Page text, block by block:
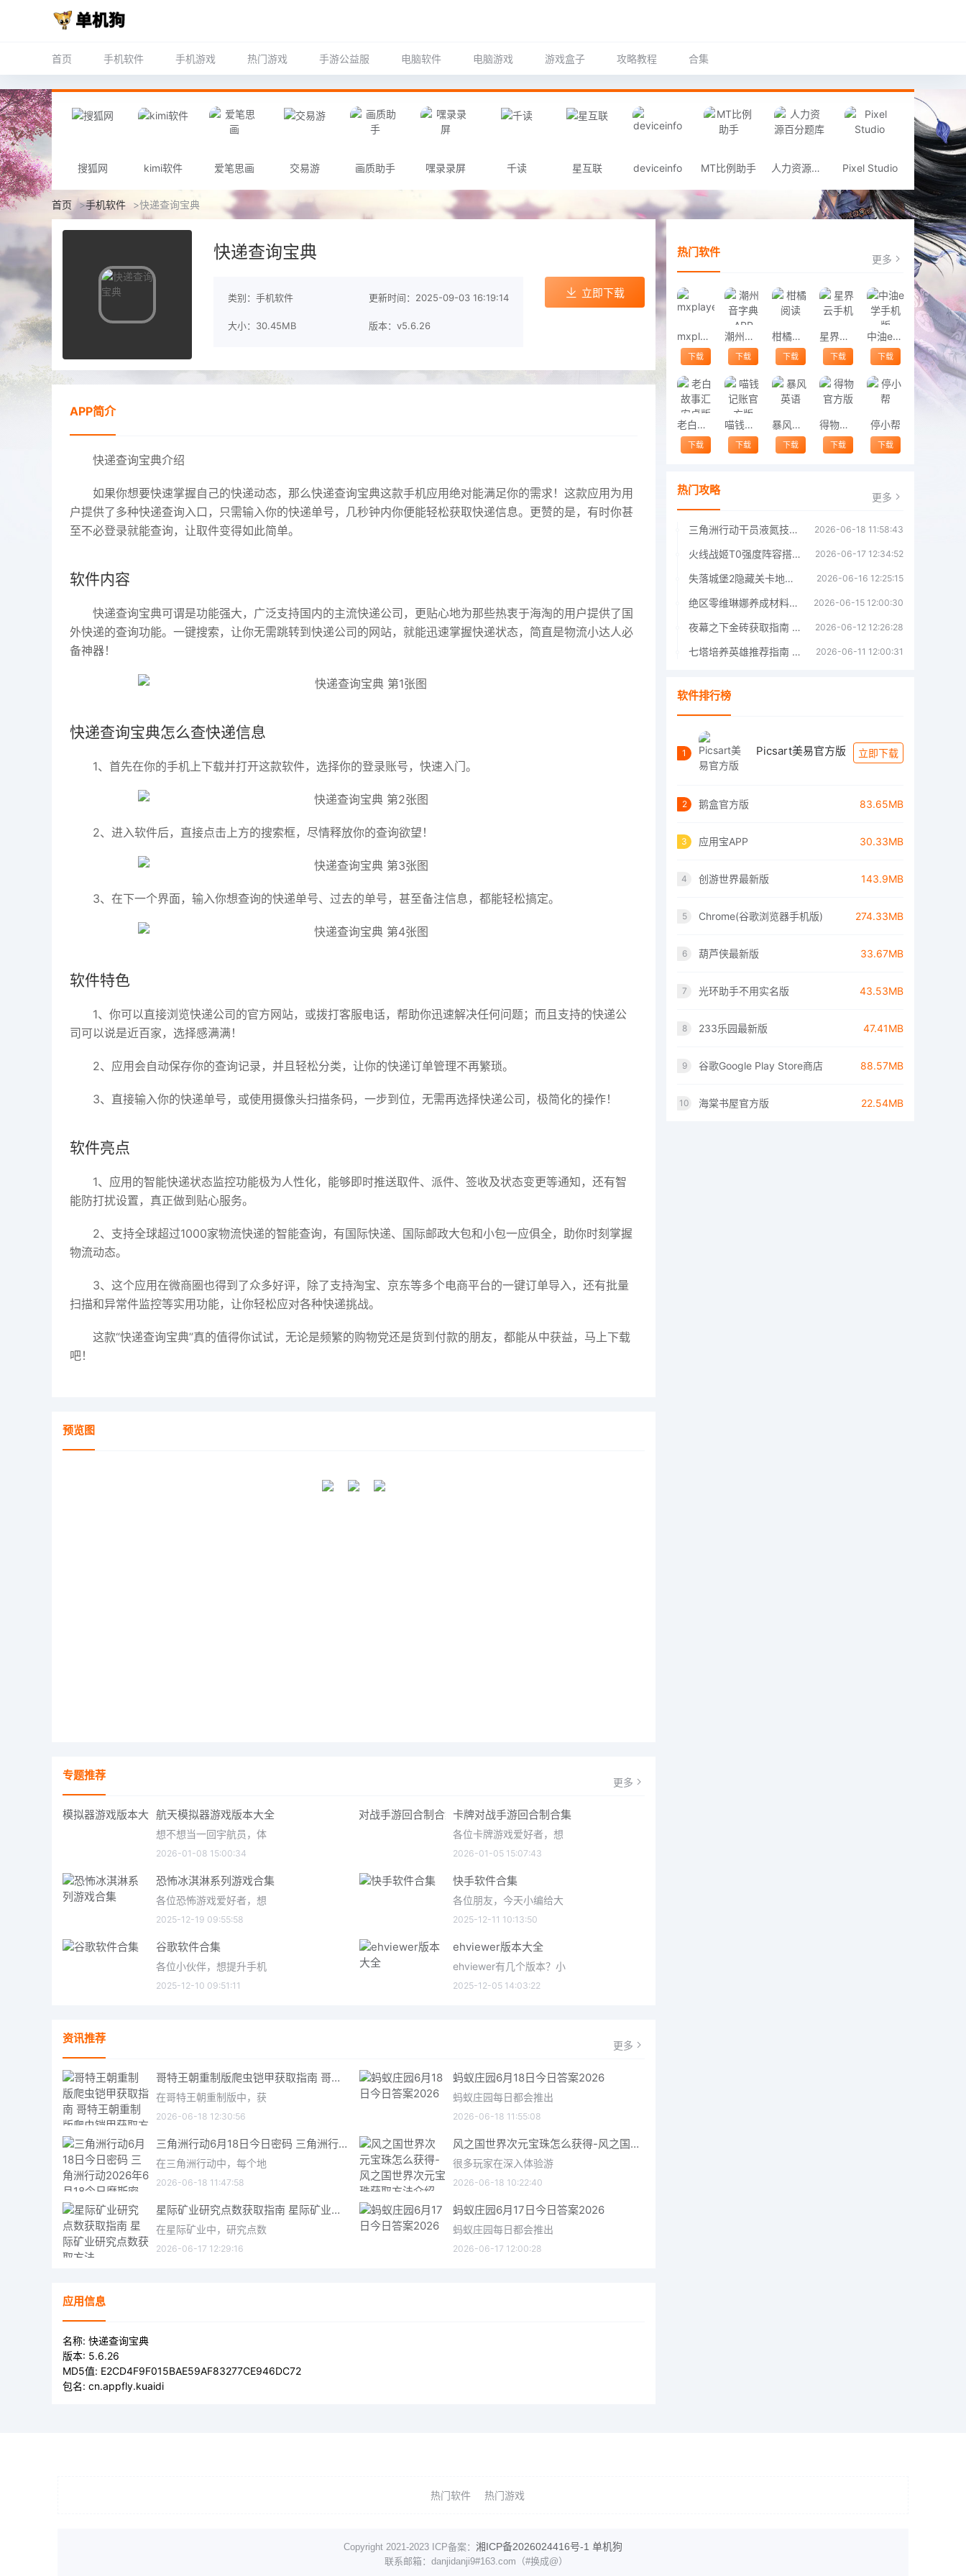
首页 手机软件 手机游戏 热门游戏 手游公益服 电脑软件 电脑游戏 游戏盒子 攻略教程 合集
搜狐网 kimi软件 爱笔思画 交易游 画质助手 嘿录录屏 千读 星互联 deviceinfo MT比例助手 人力资源百分题库 Pixel Studio
首页 >手机软件 >快递查询宝典
快递查询宝典
类别：手机软件 更新时间：2025-09-03 16:19:14
大小：30.45MB 版本：v5.6.26
立即下载
APP简介
快递查询宝典介绍
如果你想要快速掌握自己的快递动态，那么快递查询宝典这款手机应用绝对能满足你的需求！这款应用为用
户提供了多种快递查询入口，只需输入你的快递单号，几秒钟内你便能轻松获取快递信息。更赞的是，有时你甚
至不必登录就能查询，让取件变得如此简单。
软件内容
快递查询宝典可谓是功能强大，广泛支持国内的主流快递公司，更贴心地为那些热衷于海淘的用户提供了国
外快递的查询功能。一键搜索，让你无需跳转到快递公司的网站，就能迅速掌握快递状态，简直是物流小达人必
备神器！
快递查询宝典怎么查快递信息
1、首先在你的手机上下载并打开这款软件，选择你的登录账号，快速入门。
2、进入软件后，直接点击上方的搜索框，尽情释放你的查询欲望！
3、在下一个界面，输入你想查询的快递单号、过去的单号，甚至备注信息，都能轻松搞定。
软件特色
1、你可以直接浏览快递公司的官方网站，或拨打客服电话，帮助你迅速解决任何问题；而且支持的快递公
司可以说是近百家，选择感满满！
2、应用会自动保存你的查询记录，并且轻松分类，让你的快递订单管理不再繁琐。
3、直接输入你的快递单号，或使用摄像头扫描条码，一步到位，无需再选择快递公司，极简化的操作！
软件亮点
1、应用的智能快递状态监控功能极为人性化，能够即时推送取件、派件、签收及状态变更等通知，还有智
能防打扰设置，真正做到贴心服务。
2、支持全球超过1000家物流快递的智能查询，有国际快递、国际邮政大包和小包一应俱全，助你时刻掌握
物流动态。
3、这个应用在微商圈也得到了众多好评，除了支持淘宝、京东等多个电商平台的一键订单导入，还有批量
扫描和异常件监控等实用功能，让你轻松应对各种快递挑战。
这款“快递查询宝典”真的值得你试试，无论是频繁的购物党还是货到付款的朋友，都能从中获益，马上下载
吧！
预览图
专题推荐 更多
航天模拟器游戏版本大全
想不想当一回宇航员，体
2026-01-08 15:00:34
卡牌对战手游回合制合集
各位卡牌游戏爱好者，想
2026-01-05 15:07:43
恐怖冰淇淋系列游戏合集
各位恐怖游戏爱好者，想
2025-12-19 09:55:58
快手软件合集
各位朋友，今天小编给大
2025-12-11 10:13:50
谷歌软件合集
各位小伙伴，想提升手机
2025-12-10 09:51:11
ehviewer版本大全
ehviewer有几个版本？小
2025-12-05 14:03:22
资讯推荐 更多
哥特王朝重制版爬虫铠甲获取指南 哥特王朝重制版爬虫铠甲获取方法
在哥特王朝重制版中，获
2026-06-18 12:30:56
蚂蚁庄园6月18日今日答案2026
蚂蚁庄园每日都会推出
2026-06-18 11:55:08
三角洲行动6月18日今日密码 三角洲行动2026年6月18今日摩斯密码分享
在三角洲行动中，每个地
2026-06-18 11:47:58
风之国世界次元宝珠怎么获得-风之国世界次元宝珠获取方法介绍
很多玩家在深入体验游
2026-06-18 10:22:40
星际矿业研究点数获取指南 星际矿业研究点数获取方法
在星际矿业中，研究点数
2026-06-17 12:29:16
蚂蚁庄园6月17日今日答案2026
蚂蚁庄园每日都会推出
2026-06-17 12:00:28
应用信息
名称: 快递查询宝典
版本: 5.6.26
MD5值: E2CD4F9F015BAE59AF83277CE946DC72
包名: cn.appfly.kuaidi
热门软件 更多
mxplayer
下载
潮州音字典APP
下载
柑橘阅读
下载
星界云手机
下载
中油e学手机版
下载
老白故事汇安卓版
下载
喵钱记账官方版
下载
暴风英语
下载
得物官方版
下载
停小帮
下载
热门攻略 更多
三角洲行动干员液氮技能效果详解 三角洲行动干员液氮技能介绍 2026-06-18 11:58:43
火线战姬T0强度阵容搭配推荐 火线战姬T0强度阵容哪个好 2026-06-17 12:34:52
失落城堡2隐藏关卡地图解锁指南 2026-06-16 12:25:15
绝区零维琳娜养成材料汇总指南 2026-06-15 12:00:30
夜幕之下金砖获取指南 夜幕之下金砖获取方法 2026-06-12 12:26:28
七塔培养英雄推荐指南 七塔培养哪个英雄好 2026-06-11 12:00:31
软件排行榜
1 Picsart美易官方版 立即下载
2 鹅盒官方版 83.65MB
3 应用宝APP 30.33MB
4 创游世界最新版 143.9MB
5 Chrome(谷歌浏览器手机版) 274.33MB
6 葫芦侠最新版 33.67MB
7 光环助手不用实名版 43.53MB
8 233乐园最新版 47.41MB
9 谷歌Google Play Store商店 88.57MB
10 海棠书屋官方版 22.54MB
热门软件 热门游戏
Copyright 2021-2023 ICP备案： 湘ICP备2026024416号-1 单机狗
联系邮箱：danjidanji9#163.com（#换成@）